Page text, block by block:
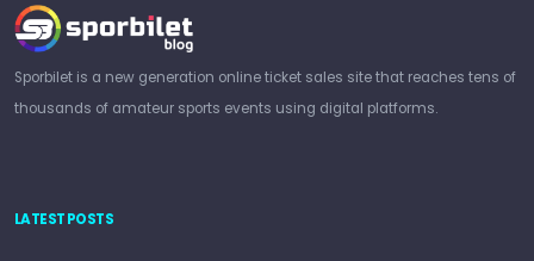
Sporbilet is a new generation online ticket sales site that reaches tens of
thousands of amateur sports events using digital platforms.
LATEST POSTS